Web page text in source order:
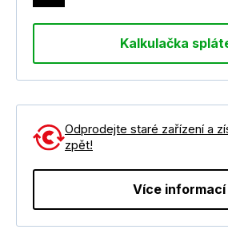
Kalkulačka
Odprodejte staré zařízení a
zpět!
Více informací